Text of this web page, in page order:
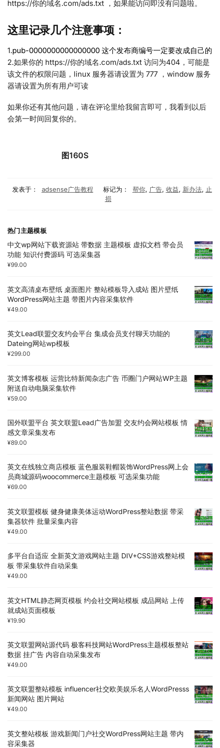
https://你的域名.com/ads.txt ，如果能访问即没有问题啦。
这里记录几个注意事项：
1.pub-0000000000000000 这个发布商编号一定要改成自己的
2.如果你的 https://你的域名.com/ads.txt 访问为404，可能是
该文件的权限问题，linux 服务器请设置为 777 ，window 服务
器请设置为所有用户可读
如果你还有其他问题，请在评论里给我留言即可，我看到以后
会第一时间回复你的。
图160S
发表于： adsense广告教程 标记为： 帮你, 广告, 收益, 新办法, 止
损
热门主题模板
中文wp网站下载资源站 带数据 主题模板 虚拟文档 带会员
功能 知识付费源码 可选采集器
¥99.00
英文高清桌布壁纸 桌面图片 整站模板导入成站 图片壁纸
WordPress网站主题 带图片内容采集软件
¥49.00
英文Lead联盟交友约会平台 集成会员支付聊天功能的
Dateing网站wp模板
¥299.00
英文博客模板 运营比特新闻杂志广告 币圈门户网站WP主题
附送自动电脑采集软件
¥59.00
国外联盟平台 英文联盟Lead广告加盟 交友约会网站模板 情
感文章采集发布
¥89.00
英文在线独立商店模板 蓝色服装鞋帽装饰WordPress网上会
员商城源码woocommerce主题模板 可选采集功能
¥69.00
英文联盟模板 健身健康美体运动WordPress整站数据 带采
集器软件 批量采集内容
¥49.00
多平台自适应 全新英文游戏网站主题 DIV+CSS游戏整站模
板 带采集软件自动采集
¥49.00
英文HTML静态网页模板 约会社交网站模板 成品网站 上传
就成站页面模板
¥19.90
英文联盟网站源代码 极客科技网站WordPress主题模板整站
数据 挂广告 内容自动采集发布
¥49.00
英文联盟整站模板 influencer社交欧美娱乐名人WordPresss
新闻网站 图片网站
¥49.00
英文整站模板 游戏新闻门户社交WordPress网站主题 带内
容采集器